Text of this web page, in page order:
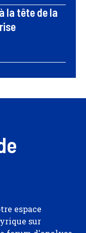
la tête de la
espace
sur